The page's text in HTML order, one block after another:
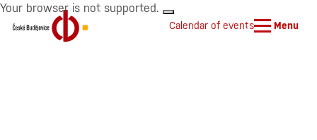
Your browser is not supported.
Calendar of events Menu